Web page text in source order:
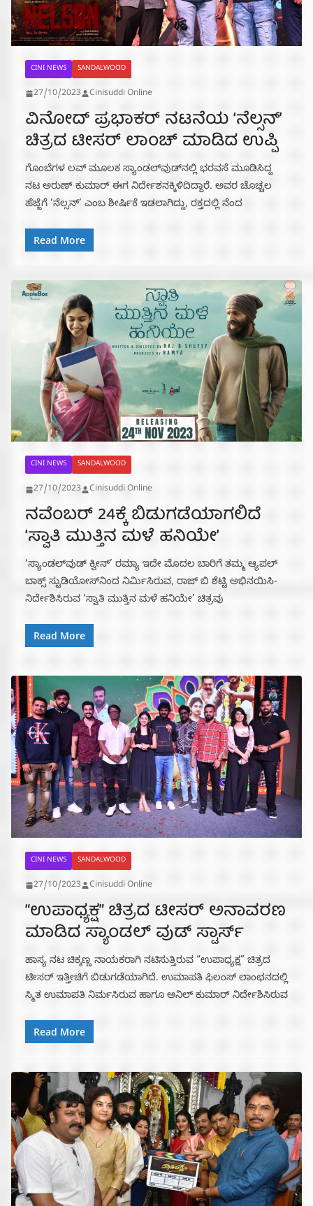
CINI NEWS SANDALWOOD
27/10/2023 Cinisuddi Online
ವಿನೋದ್ ಪ್ರಭಾಕರ್ ನಟನೆಯ ‘ನೆಲ್ಸನ್’
ಚಿತ್ರದ ಟೀಸರ್ ಲಾಂಚ್ ಮಾಡಿದ ಉಪ್ಪಿ
ಗೊಂಬೆಗಳ ಲವ್‌ ಮೂಲಕ ಸ್ಯಾಂಡಲ್‌ವುಡ್‌ನಲ್ಲಿ ಭರವಸೆ ಮೂಡಿಸಿದ್ದ
ನಟ ಅರುಣ್‌ ಕುಮಾರ್ ಈಗ ನಿರ್ದೇಶನಕ್ಕಿಳಿದಿದ್ದಾರೆ. ಅವರ ಚೊಚ್ಚಲ
ಹೆಜ್ಜೆಗೆ ‘ನೆಲ್ಸನ್’ ಎಂಬ ಶೀರ್ಷಿಕೆ ಇಡಲಾಗಿದ್ದು, ರಕ್ತದಲ್ಲಿ ನೆಂದ
Read More
CINI NEWS SANDALWOOD
27/10/2023 Cinisuddi Online
ನವೆಂಬರ್ 24ಕ್ಕೆ ಬಿಡುಗಡೆಯಾಗಲಿದೆ
‘ಸ್ವಾತಿ ಮುತ್ತಿನ ಮಳೆ ಹನಿಯೇ’
‘ಸ್ಯಾಂಡಲ್‍ವುಡ್‍ ಕ್ವೀನ್‍’ ರಮ್ಯಾ ಇದೇ ಮೊದಲ ಬಾರಿಗೆ ತಮ್ಮ ಆ್ಯಪಲ್‍
ಬಾಕ್ಸ್ ಸ್ಟುಡಿಯೋಸ್‍ನಿಂದ ನಿರ್ಮಿಸಿರುವ, ರಾಜ್‍ ಬಿ ಶೆಟ್ಟಿ ಅಭಿನಯಿಸಿ-
ನಿರ್ದೇಶಿಸಿರುವ ‘ಸ್ವಾತಿ ಮುತ್ತಿನ ಮಳೆ ಹನಿಯೇ’ ಚಿತ್ರವು
Read More
CINI NEWS SANDALWOOD
27/10/2023 Cinisuddi Online
“ಉಪಾಧ್ಯಕ್ಷ” ಚಿತ್ರದ ಟೀಸರ್ ಅನಾವರಣ
ಮಾಡಿದ ಸ್ಯಾಂಡಲ್ ವುಡ್ ಸ್ಟಾರ್ಸ್
ಹಾಸ್ಯ ನಟ ಚಿಕ್ಕಣ್ಣ ನಾಯಕರಾಗಿ ನಟಿಸುತ್ತಿರುವ “ಉಪಾಧ್ಯಕ್ಷ” ಚಿತ್ರದ
ಟೀಸರ್ ಇತ್ತೀಚಿಗೆ ಬಿಡುಗಡೆಯಾಗಿದೆ. ಉಮಾಪತಿ ಫಿಲಂಸ್ ಲಾಂಛನದಲ್ಲಿ
ಸ್ಮಿತ ಉಮಾಪತಿ ನಿರ್ಮಸಿರುವ ಹಾಗೂ ಅನಿಲ್ ಕುಮಾರ್ ನಿರ್ದೇಶಿಸಿರುವ
Read More